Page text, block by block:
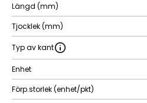
Längd (mm)
Tjocklek (mm)
Typ av kant
Enhet
Förp.storlek (enhet/pkt)